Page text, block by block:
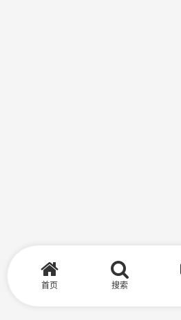
首页 搜索